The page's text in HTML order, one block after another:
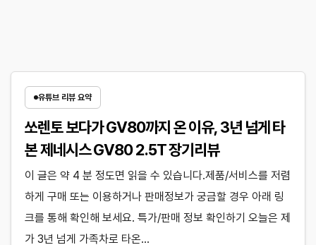
유튜브 리뷰 요약
쏘렌토 보다가 GV80까지 온 이유, 3년 넘게 타
본 제네시스 GV80 2.5T 장기리뷰
이 글은 약 4 분 정도면 읽을 수 있습니다.제품/서비스를 저렴
하게 구매 또는 이용하거나 판매정보가 궁금할 경우 아래 링
크를 통해 확인해 보세요. 특가/판매 정보 확인하기 오늘은 제
가 3년 넘게 가족차로 타온…